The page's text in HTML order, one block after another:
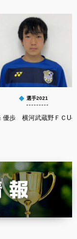
選手2021
優歩 横河武蔵野ＦＣU-